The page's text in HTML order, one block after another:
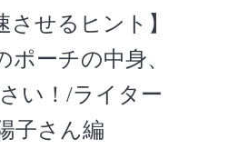
させるヒント】
ポーチの中身、
い！/ライター
子さん編